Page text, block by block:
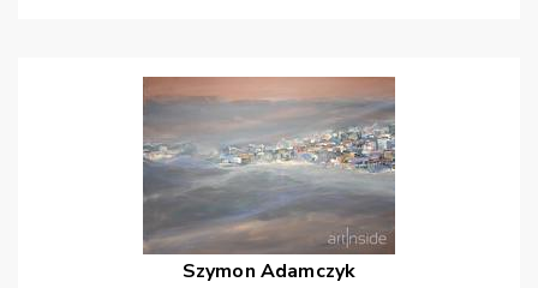
Szymon Adamczyk